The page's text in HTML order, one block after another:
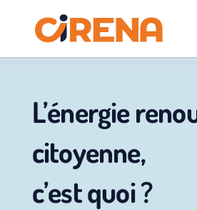
L’énergie
citoyenne,
c’est quoi ?